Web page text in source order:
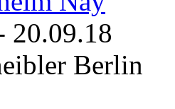
20.09.18
Berlin